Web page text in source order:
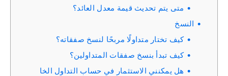
متى يتم تحديث قيمة معدل العائد؟
النسخ
كيف تختار متداولًا مربحًا لنسخ صفقاته؟
كيف تبدأ بنسخ صفقات المتداولين؟
هل يمكنني الاستثمار في حساب التداول الخا